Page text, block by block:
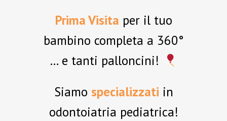
Prima Visita per il tuo
bambino completa a 360°
… e tanti palloncini!
Siamo specializzati in
odontoiatria pediatrica!